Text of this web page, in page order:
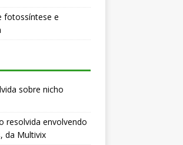
fotossíntese e
sobre nicho
resolvida envolvendo
da Multivix